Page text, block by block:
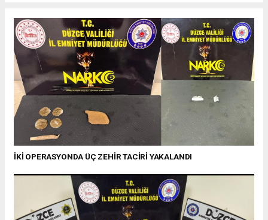
İKİ OPERASYONDA ÜÇ ZEHİR TACİRİ YAKALANDI